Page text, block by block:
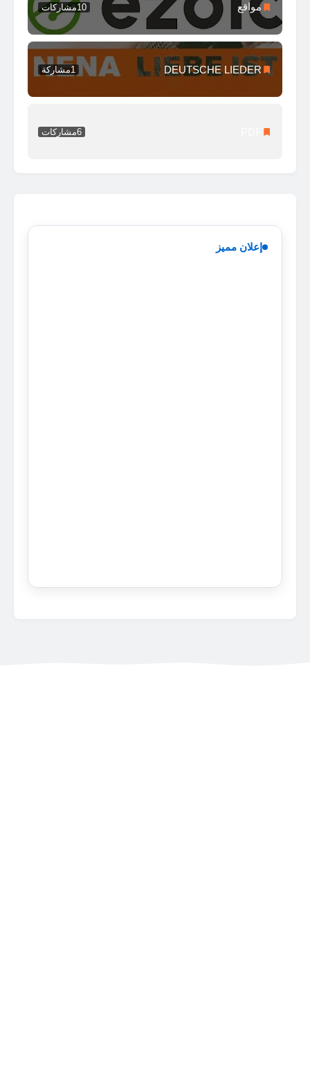
مواقع 10مشاركات
DEUTSCHE LIEDER
1مشاركة
6مشاركات
إعلان مميز